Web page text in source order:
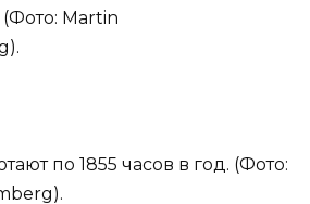
(Фото: Martin
по 1855 часов в год. (Фото: